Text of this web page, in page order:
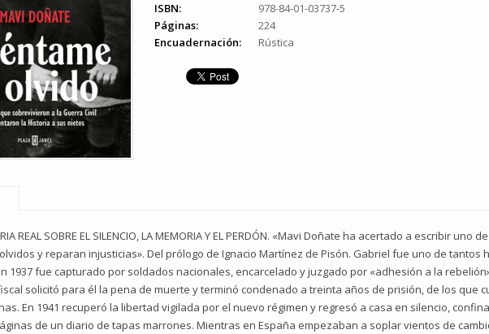
ISBN:
978-84-01-03737-5
Páginas:
224
Encuadernación:
Rústica
REAL SOBRE EL SILENCIO, LA MEMORIA Y EL PERDÓN. «Mavi Doñate ha acertado a escribir
y reparan injusticias». Del prólogo de Ignacio Martínez de Pisón. Gabriel fue uno de tantos
1937 fue capturado por soldados nacionales, encarcelado y juzgado por «adhesión a la
solicitó para él la pena de muerte y terminó condenado a treinta años de prisión, de los que
En 1941 recuperó la libertad vigilada por el nuevo régimen y regresó a casa en silencio,
de un diario de tapas marrones. Mientras en España empezaban a soplar vientos de